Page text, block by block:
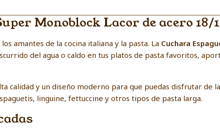
Monoblock Lacor de acero 18/
amantes de la cocina italiana y la pasta. La Cuchara
del agua o caldo en tus platos de pasta favoritos,
calidad y un diseño moderno para que puedas disfrutar de
linguine, fettuccine y otros tipos de pasta larga.